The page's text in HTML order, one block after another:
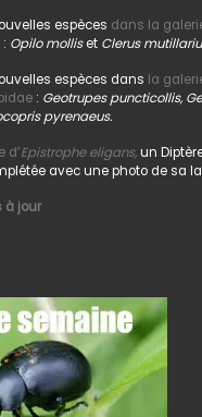
espèces dans la
: Opilo molliset Clerus
espèces dans la
: Geotrupes puncticollis,
pyrenaeus.
d’Epistrophe eligans,un
avec une photo de sa
à jour